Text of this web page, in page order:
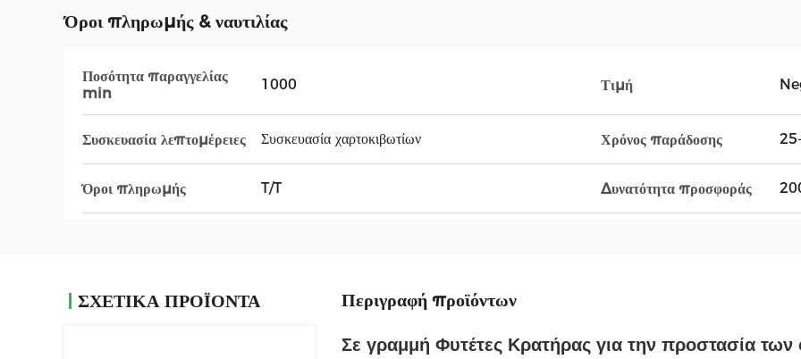
Όροι πληρωμής & ναυτιλίας
Ποσότητα παραγγελίας
min
1000 Τιμή
Συσκευασία λεπτομέρειες Συσκευασία χαρτοκιβωτίων Χρόνος παράδοσης
Όροι πληρωμής T/T Δυνατότητα προσφοράς
ΣΧΕΤΙΚΑ ΠΡΟΪΟΝΤΑ Περιγραφή προϊόντων
Σε γραμμή Φυτέτες Κρατήρας για την προστασία των